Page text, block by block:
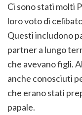
Ci sono stati molti
loro voto di
Questi includono
partner a lungo
che avevano figli.
anche conosciuti
che erano stati
papale.